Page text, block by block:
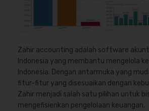
Zahir accounting adalah software
Indonesia yang membantu mengelola
Indonesia. Dengan antarmuka yang
fitur-fitur yang disesuaikan dengan
Zahir menjadi salah satu pilihan untuk
mengefisienkan pengelolaan keuangan.